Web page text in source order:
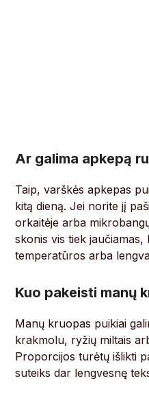
Ar galima apkepą
Taip, varškės apkepas
kitą dieną. Jei norite jį
orkaitėje arba
skonis vis tiek
temperatūros arba
Kuo pakeisti manų
Manų kruopas puikiai
krakmolu, ryžių miltais
Proporcijos turėtų išlikti
suteiks dar lengvesnę